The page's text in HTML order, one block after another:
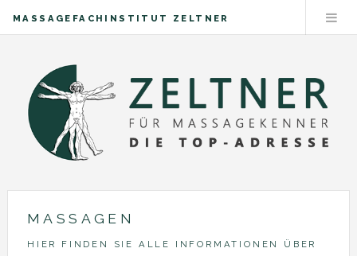
MASSAGEFACHINSTITUT ZELTNER
MASSAGEN
HIER FINDEN SIE ALLE INFORMATIONEN ÜBER